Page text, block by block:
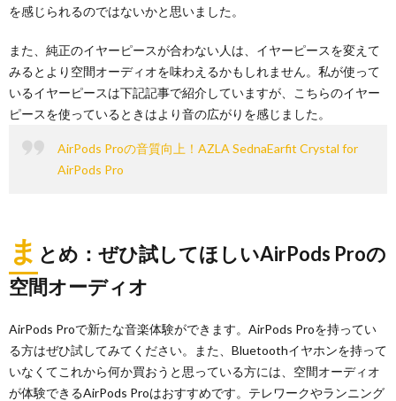
を感じられるのではないかと思いました。
また、純正のイヤーピースが合わない人は、イヤーピースを変えて
みるとより空間オーディオを味わえるかもしれません。私が使って
いるイヤーピースは下記記事で紹介していますが、こちらのイヤー
ピースを使っているときはより音の広がりを感じました。
AirPods Proの音質向上！AZLA SednaEarfit Crystal for
AirPods Pro
ま とめ：ぜひ試してほしいAirPods Proの
空間オーディオ
AirPods Proで新たな音楽体験ができます。AirPods Proを持ってい
る方はぜひ試してみてください。また、Bluetoothイヤホンを持って
いなくてこれから何か買おうと思っている方には、空間オーディオ
が体験できるAirPods Proはおすすめです。テレワークやランニング